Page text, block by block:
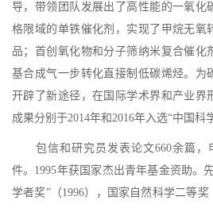
导，带领团队发展出了高性能的一氧化
格限域的单铁催化剂，实现了甲烷无氧
品；首创氧化物和分子筛纳米复合催化
基合成气一步转化直接制低碳烯烃。为
开辟了新途径，在国际学术界和产业界
成果分别于2014年和2016年入选“中国科
包信和研究员发表论文660余篇，
件。1995年获国家杰出青年基金资助。
学者奖”（1996），国家自然科学二等